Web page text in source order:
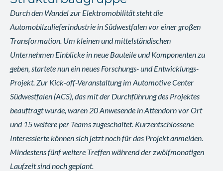
Durch den Wandel zur Elektromobilität steht die
Automobilzulieferindustrie in Südwestfalen vor einer großen
Transformation. Um kleinen und mittelständischen
Unternehmen Einblicke in neue Bauteile und Komponenten zu
geben, startete nun ein neues Forschungs- und Entwicklungs-
Projekt. Zur Kick-off-Veranstaltung im Automotive Center
Südwestfalen (ACS), das mit der Durchführung des Projektes
beauftragt wurde, waren 20 Anwesende in Attendorn vor Ort
und 15 weitere per Teams zugeschaltet. Kurzentschlossene
Interessierte können sich jetzt noch für das Projekt anmelden.
Mindestens fünf weitere Treffen während der zwölfmonatigen
Laufzeit sind noch geplant.